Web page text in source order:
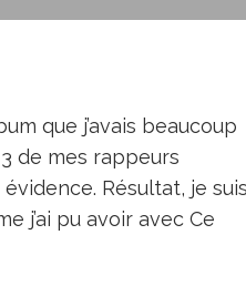
que j’avais beaucoup
de mes rappeurs
Résultat, je suis
j’ai pu avoir avec Ce